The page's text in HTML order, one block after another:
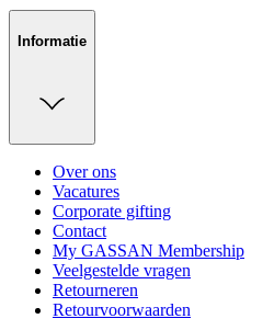
Informatie
Over ons
Vacatures
Corporate gifting
Contact
My GASSAN Membership
Veelgestelde vragen
Retourneren
Retourvoorwaarden